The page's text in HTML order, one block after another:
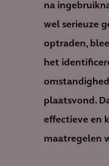
na
wel serieuze
optraden,
het
plaatsvond.
effectieve en
maatregelen